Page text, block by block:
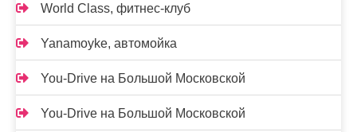
World Class, фитнес-клуб
Yanamoyke, автомойка
You-Drive на Большой Московской
You-Drive на Большой Московской